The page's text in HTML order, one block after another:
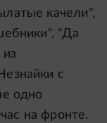
качели",
"Да
с
одно
на фронте.